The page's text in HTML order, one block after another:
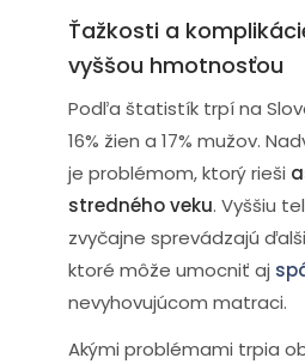
Ťažkosti a
vyššou hmotnosťou
Podľa štatistík trpí na
16% žien a 17% mužov.
je problémom, ktorý rieši
stredného veku. Vyššiu
zvyčajne sprevádzajú
ktoré môže umocniť aj
nevyhovujúcom matraci.
Akými problémami trpia